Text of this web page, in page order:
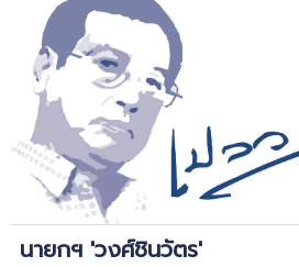
นายกฯ 'วงศ์ชินวัตร'